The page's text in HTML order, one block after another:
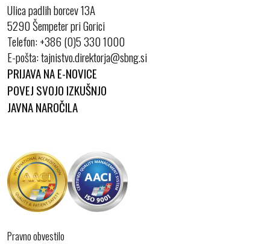
Ulica padlih borcev 13A
5290 Šempeter pri Gorici
Telefon:+386 (0)5 330 1000
E-pošta:
PRIJAVA NA E-NOVICE
POVEJ SVOJO IZKUŠNJO
JAVNA NAROČILA
Pravno obvestilo